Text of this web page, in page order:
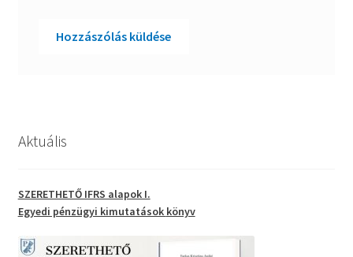
Aktuális
SZERETHETŐ IFRS alapok I.
Egyedi pénzügyi kimutatások könyv